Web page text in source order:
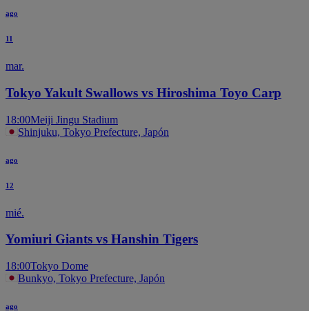
ago
11
mar.
Tokyo Yakult Swallows vs Hiroshima Toyo Carp
18:00Meiji Jingu Stadium
Shinjuku, Tokyo Prefecture, Japón
ago
12
mié.
Yomiuri Giants vs Hanshin Tigers
18:00Tokyo Dome
Bunkyo, Tokyo Prefecture, Japón
ago